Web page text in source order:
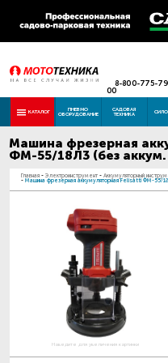
8-800-775-
00
КАТАЛОГ ПНЕВМО
ОБОРУДОВАНИЕ
САДОВАЯ
ТЕХНИКА
Машина фрезерная
ФМ-55/18Л3 (без аккум.
Главная - Электроинструмент - Аккумуляторный
- Машина фрезерная аккумуляторная Felisatti ФМ-55/
Наведите для увеличения картинки